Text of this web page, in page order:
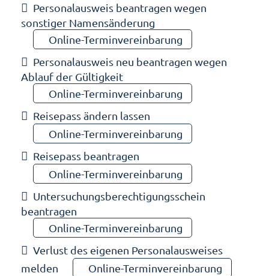
Personalausweis beantragen wegen
sonstiger Namensänderung
Online-Terminvereinbarung
Personalausweis neu beantragen wegen
Ablauf der Gültigkeit
Online-Terminvereinbarung
Reisepass ändern lassen
Online-Terminvereinbarung
Reisepass beantragen
Online-Terminvereinbarung
Untersuchungsberechtigungsschein
beantragen
Online-Terminvereinbarung
Verlust des eigenen Personalausweises
melden
Online-Terminvereinbarung